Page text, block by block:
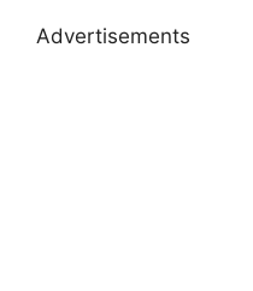
Advertisements